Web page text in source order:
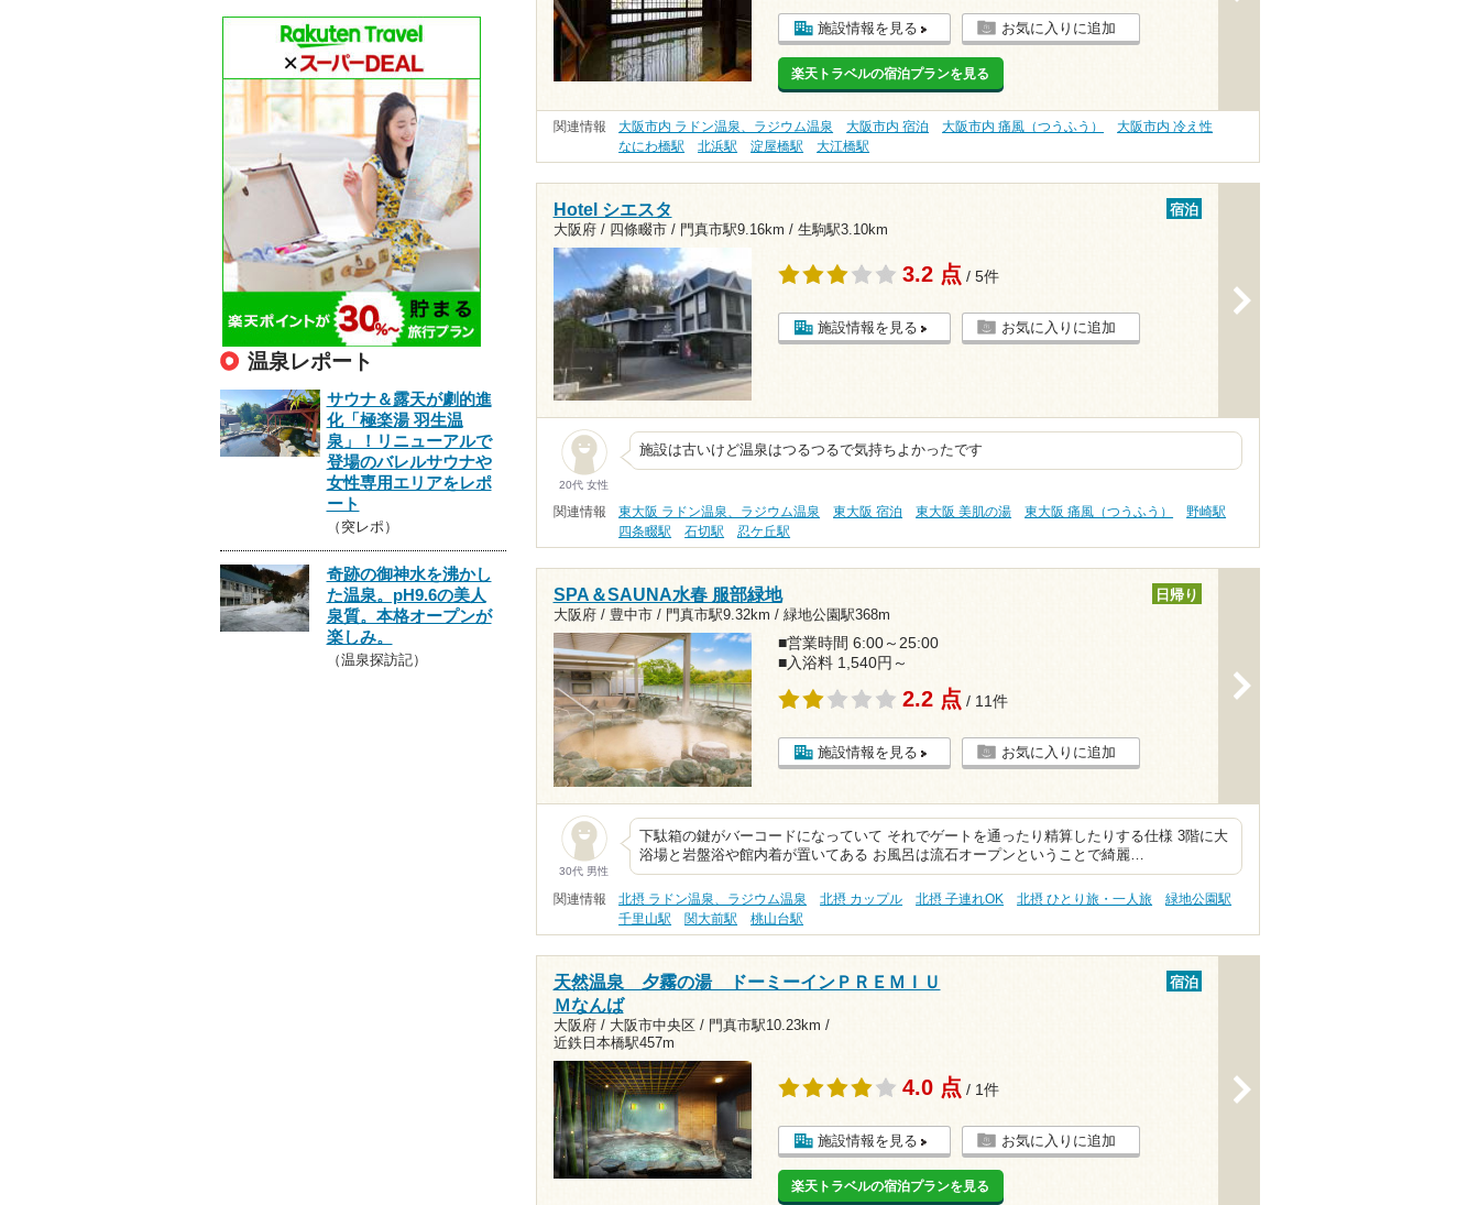
施設情報を見る お気に入りに追加
楽天トラベルの宿泊プランを見る
関連情報 大阪市内 ラドン温泉、ラジウム温泉 大阪市内 宿泊 大阪市内 痛風（つうふう）
大阪市内 冷え性
なにわ橋駅
北浜駅 淀屋橋駅 大江橋駅
Hotel シエスタ
大阪府 / 四條畷市 / 門真市駅9.16km / 生駒駅3.10km
宿泊
3.2 点 / 5件
施設情報を見る お気に入りに追加
20代 女性
施設は古いけど温泉はつるつるで気持ちよかったです
関連情報 東大阪 ラドン温泉、ラジウム温泉 東大阪 宿泊 東大阪 美肌の湯 東大阪 痛風（つうふう）
野崎駅
四条畷駅
石切駅 忍ケ丘駅
SPA＆SAUNA水春 服部緑地
大阪府 / 豊中市 / 門真市駅9.32km / 緑地公園駅368m
日帰り
■営業時間 6:00～25:00
■入浴料 1,540円～
2.2 点 / 11件
施設情報を見る お気に入りに追加
30代 男性
下駄箱の鍵がバーコードになっていて それでゲートを通ったり精算したりする仕様 3階に大
浴場と岩盤浴や館内着が置いてある お風呂は流石オープンということで綺麗…
関連情報 北摂 ラドン温泉、ラジウム温泉 北摂 カップル 北摂 子連れOK 北摂 ひとり旅・一人旅
緑地公園駅
千里山駅
関大前駅 桃山台駅
天然温泉 夕霧の湯 ドーミーインＰＲＥＭＩＵ
Ｍなんば
大阪府 / 大阪市中央区 / 門真市駅10.23km /
近鉄日本橋駅457m
宿泊
4.0 点 / 1件
施設情報を見る お気に入りに追加
楽天トラベルの宿泊プランを見る
温泉レポート
サウナ＆露天が劇的進
化「極楽湯 羽生温
泉」！リニューアルで
登場のバレルサウナや
女性専用エリアをレポ
ート
（突レポ）
奇跡の御神水を沸かし
た温泉。pH9.6の美人
泉質。本格オープンが
楽しみ。
（温泉探訪記）